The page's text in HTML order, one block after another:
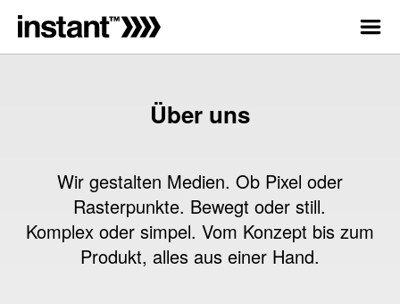
Über uns
Wir gestalten Medien. Ob Pixel oder
Rasterpunkte. Bewegt oder still.
Komplex oder simpel. Vom Konzept bis zum
Produkt, alles aus einer Hand.